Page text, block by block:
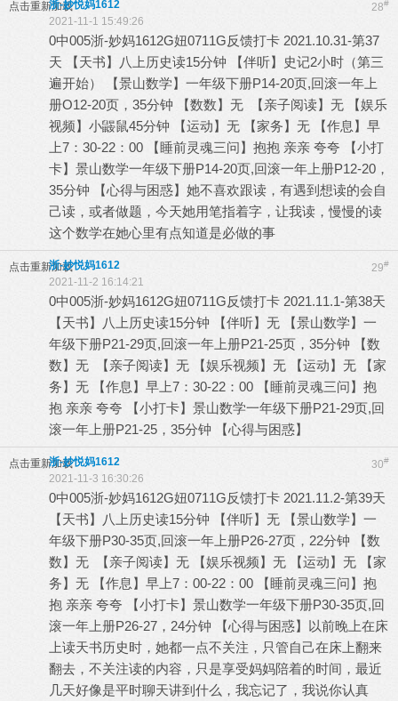
点击重新加载 28#
浙-妙悦妈1612
2021-11-1 15:49:26
0中005浙-妙妈1612G妞0711G反馈打卡 2021.10.31-第37
天 【天书】八上历史读15分钟 【伴听】史记2小时（第三
遍开始） 【景山数学】一年级下册P14-20页,回滚一年上
册O12-20页，35分钟 【数数】无 【亲子阅读】无 【娱乐
视频】小鼹鼠45分钟 【运动】无 【家务】无 【作息】早
上7：30-22：00 【睡前灵魂三问】抱抱 亲亲 夸夸 【小打
卡】景山数学一年级下册P14-20页,回滚一年上册P12-20，
35分钟 【心得与困惑】她不喜欢跟读，有遇到想读的会自
己读，或者做题，今天她用笔指着字，让我读，慢慢的读
这个数学在她心里有点知道是必做的事
点击重新加载 29#
浙-妙悦妈1612
2021-11-2 16:14:21
0中005浙-妙妈1612G妞0711G反馈打卡 2021.11.1-第38天
【天书】八上历史读15分钟 【伴听】无 【景山数学】一
年级下册P21-29页,回滚一年上册P21-25页，35分钟 【数
数】无 【亲子阅读】无 【娱乐视频】无 【运动】无 【家
务】无 【作息】早上7：30-22：00 【睡前灵魂三问】抱
抱 亲亲 夸夸 【小打卡】景山数学一年级下册P21-29页,回
滚一年上册P21-25，35分钟 【心得与困惑】
点击重新加载 30#
浙-妙悦妈1612
2021-11-3 16:30:26
0中005浙-妙妈1612G妞0711G反馈打卡 2021.11.2-第39天
【天书】八上历史读15分钟 【伴听】无 【景山数学】一
年级下册P30-35页,回滚一年上册P26-27页，22分钟 【数
数】无 【亲子阅读】无 【娱乐视频】无 【运动】无 【家
务】无 【作息】早上7：00-22：00 【睡前灵魂三问】抱
抱 亲亲 夸夸 【小打卡】景山数学一年级下册P30-35页,回
滚一年上册P26-27，24分钟 【心得与困惑】以前晚上在床
上读天书历史时，她都一点不关注，只管自己在床上翻来
翻去，不关注读的内容，只是享受妈妈陪着的时间，最近
几天好像是平时聊天讲到什么，我忘记了，我说你认真